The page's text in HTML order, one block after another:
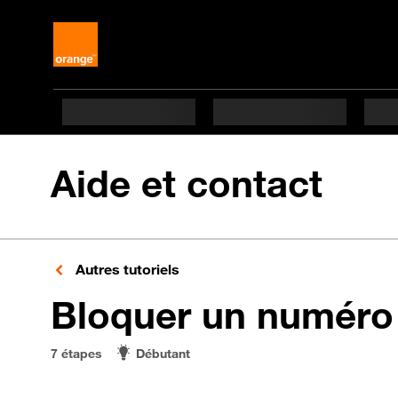
Aide et contact
Autres tutoriels
Bloquer un
7 étapes Débutant